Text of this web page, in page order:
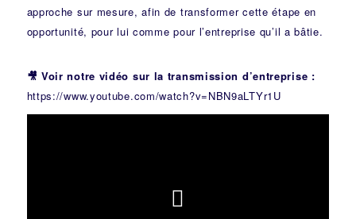
approche sur mesure, afin de transformer cette étape en
opportunité, pour lui comme pour l’entreprise qu’il a bâtie.
🎥 Voir notre vidéo sur la transmission d’entreprise :
https://www.youtube.com/watch?v=NBN9aLTYr1U